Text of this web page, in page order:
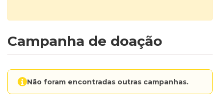
Campanha de doação
Não foram encontradas outras campanhas.